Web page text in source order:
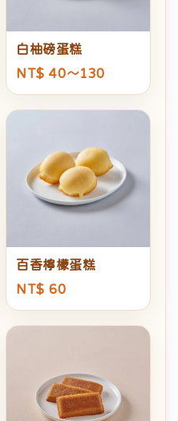
白柚磅蛋糕
NT$ 40～130
百香檸檬蛋糕
NT$ 60